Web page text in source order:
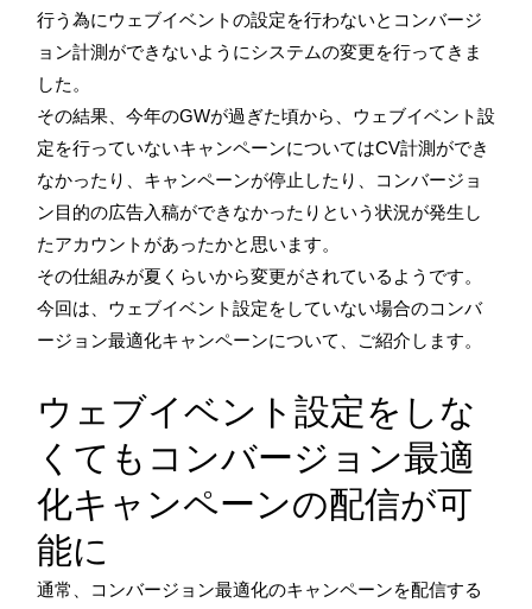
行う為にウェブイベントの設定を行わないとコンバージ
ョン計測ができないようにシステムの変更を行ってきま
した。
その結果、今年のGWが過ぎた頃から、ウェブイベント設
定を行っていないキャンペーンについてはCV計測ができ
なかったり、キャンペーンが停止したり、コンバージョ
ン目的の広告入稿ができなかったりという状況が発生し
たアカウントがあったかと思います。
その仕組みが夏くらいから変更がされているようです。
今回は、ウェブイベント設定をしていない場合のコンバ
ージョン最適化キャンペーンについて、ご紹介します。
ウェブイベント設定をしな
くてもコンバージョン最適
化キャンペーンの配信が可
能に
通常、コンバージョン最適化のキャンペーンを配信する